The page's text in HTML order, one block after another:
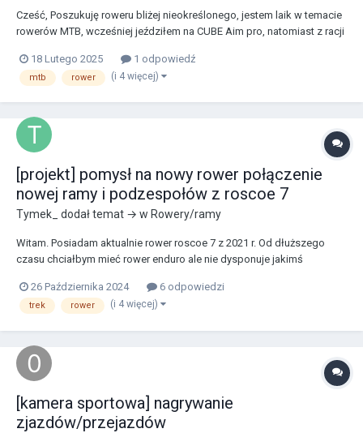
Cześć, Poszukuję roweru bliżej nieokreślonego, jestem laik w temacie
rowerów MTB, wcześniej jeździłem na CUBE Aim pro, natomiast z racji
głównie do tras leśnych (woj. świętokrzyskie). (waga 100kg, wzrost
194cm) Wpadło mi kilka mo...
18 Lutego 2025 1 odpowiedź
mtb rower (i 4 więcej)
[projekt] pomysł na nowy rower połączenie
nowej ramy i podzespołów z roscoe 7
Tymek_ dodał temat → w Rowery/ramy
Witam. Posiadam aktualnie rower roscoe 7 z 2021 r. Od dłuższego
czasu chciałbym mieć rower enduro ale nie dysponuje jakimś
status 140. Teoretycznie mógłbym kupic tę ramę i używany
amortyzator o większym skoku, wszystkie komponenty z trek...
26 Października 2024 6 odpowiedzi
trek rower (i 4 więcej)
[kamera sportowa] nagrywanie
zjazdów/przejazdów